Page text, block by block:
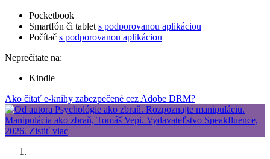
Pocketbook
Smartfón či tablet s podporovanou aplikáciou
Počítač s podporovanou aplikáciou
Neprečítate na:
Kindle
Ako čítať e-knihy zabezpečené cez Adobe DRM?